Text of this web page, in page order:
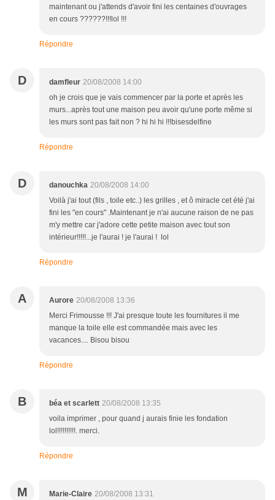
maintenant ou j'attends d'avoir fini les centaines d'ouvrages
en cours ??????!!!lol !!!
Répondre
D damfleur 20/08/2008 14:00
oh je crois que je vais commencer par la porte et après les
murs...après tout une maison peu avoir qu'une porte même si
les murs sont pas fait non ? hi hi hi !!!bisesdelfine
Répondre
D danouchka 20/08/2008 14:00
Voilà j'ai tout (fils , toile etc..) les grilles , et ô miracle cet été j'ai
fini les "en cours" .Maintenant je n'ai aucune raison de ne pas
m'y mettre car j'adore cette petite maison avec tout son
intérieur!!!!!...je l'aurai ! je l'aurai ! lol
Répondre
A Aurore 20/08/2008 13:36
Merci Frimousse !!! J'ai presque toute les fournitures il me
manque la toile elle est commandée mais avec les
vacances.... Bisou bisou
Répondre
B béa et scarlett 20/08/2008 13:35
voila imprimer , pour quand j aurais finie les fondation
lol!!!!!!!!!!. merci.
Répondre
M Marie-Claire 20/08/2008 13:31